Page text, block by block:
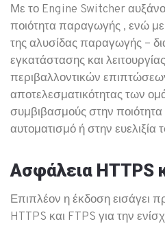
Με το Engine Switcher
ποιότητα παραγωγής , ενώ
της αλυσίδας παραγωγής –
εγκατάστασης και
περιβαλλοντικών
αποτελεσματικότητας των
συμβιβασμούς στην
αυτοματισμό ή στην ευελιξία
Ασφάλεια HTTPS
Επιπλέον η έκδοση εισάγει
HTTPS και FTPS για την